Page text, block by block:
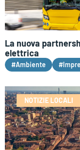
La nuova
elettrica
#Ambiente
NOTIZIE LOCALI